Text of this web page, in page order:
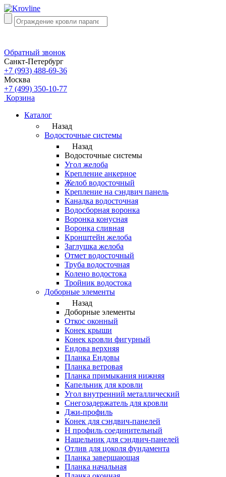
Обратный звонок
Санкт-Петербург
+7 (993) 488-69-36
Москва
+7 (499) 350-10-77
Корзина
Каталог
Назад
Водосточные системы
Назад
Водосточные системы
Угол желоба
Крепление анкерное
Желоб водосточный
Крепление на сэндвич панель
Канадка водосточная
Водосборная воронка
Воронка конусная
Воронка сливная
Кронштейн желоба
Заглушка желоба
Отмет водосточный
Труба водосточная
Колено водостока
Тройник водостока
Доборные элементы
Назад
Доборные элементы
Откос оконный
Конек крыши
Конек кровли фигурный
Ендова верхняя
Планка Ендовы
Планка ветровая
Планка примыкания нижняя
Капельник для кровли
Угол внутренний металлический
Снегозадержатель для кровли
Джи-профиль
Конек для сэндвич-панелей
Н профиль соединительный
Нащельник для сэндвич-панелей
Отлив для цоколя фундамента
Планка завершающая
Планка начальная